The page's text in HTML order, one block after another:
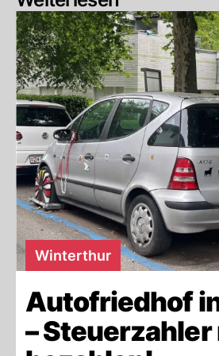
Winterthur
Autofriedhof
–